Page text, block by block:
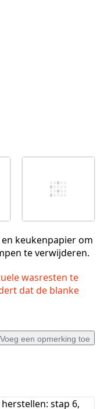
keukenpapier om
te verwijderen.
wasresten te
dat de blanke
Voeg een opmerking toe